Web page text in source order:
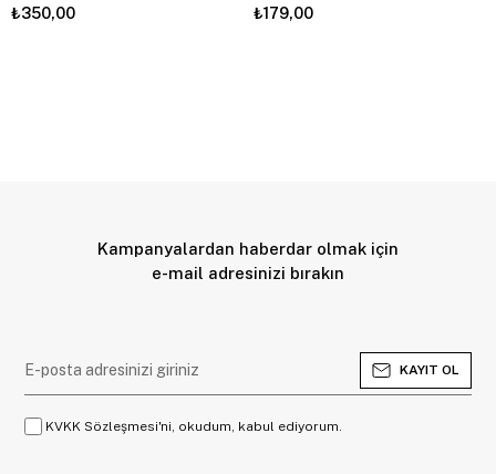
₺350,00 ₺179,00
Kampanyalardan haberdar olmak için
e-mail adresinizi bırakın
KAYIT OL
KVKK Sözleşmesi'ni, okudum, kabul ediyorum.